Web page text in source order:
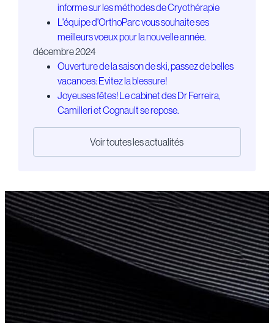
informe sur les méthodes de Cryothérapie
L'équipe d'OrthoParc vous souhaite ses
meilleurs voeux pour la nouvelle année.
décembre 2024
Ouverture de la saison de ski, passez de belles
vacances: Evitez la blessure!
Joyeuses fêtes! Le cabinet des Dr Ferreira,
Camilleri et Cognault se repose.
Voir toutes les actualités